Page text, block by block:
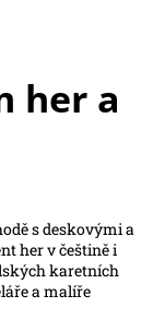
her a
s deskovými a
her v češtině i
karetních
a malíře